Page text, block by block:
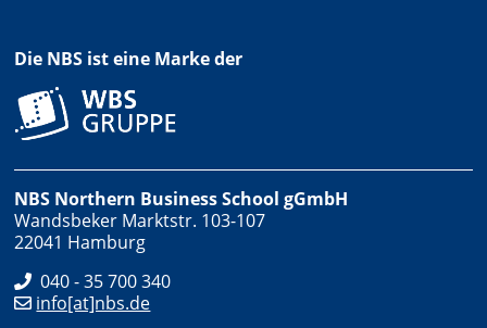
Die NBS ist eine Marke der
NBS Northern Business School gGmbH
Wandsbeker Marktstr. 103-107
22041 Hamburg
040 - 35 700 340
info[at]nbs.de